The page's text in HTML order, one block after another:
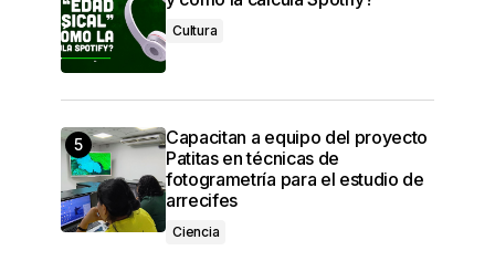
Cultura
Capacitan a equipo del proyecto
Patitas en técnicas de
fotogrametría para el estudio de
arrecifes
Ciencia